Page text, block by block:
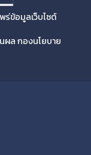
ข้อมูลเว็บไซต์
ผล กองนโยบาย